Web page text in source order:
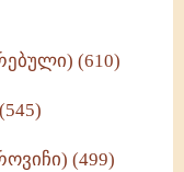
(610)
(499)